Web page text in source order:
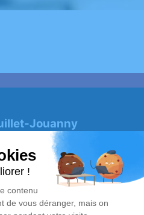
Jouanny
AHUN
Long Chemin